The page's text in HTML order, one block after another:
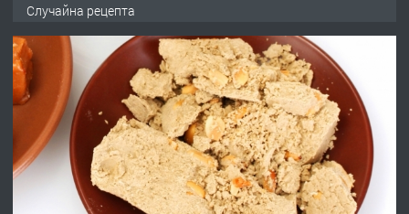
АПАРТАМЕНТ В ЦЕНТЪРА НА ГР.
ХАСКОВО
преди 2 дни
ПРЕДЛАГА Давам гараж под наем
преди 2 дни
Случайна рецепта